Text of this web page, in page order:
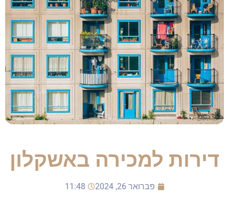
דירות למכירה באשקלון
פברואר 26, 2024 11:48